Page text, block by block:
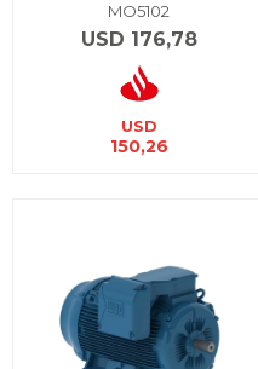
MO5102
USD 176,78
USD
150,26